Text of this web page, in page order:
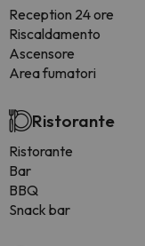
Reception 24 ore
Riscaldamento
Ascensore
Area fumatori
Ristorante
Ristorante
Bar
BBQ
Snack bar